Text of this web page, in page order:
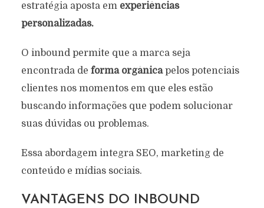
estratégia aposta em experiências
personalizadas.
O inbound permite que a marca seja
encontrada de forma orgânicapelos potenciais
clientes nos momentos em que eles estão
buscando informações que podem solucionar
suas dúvidas ou problemas.
Essa abordagem integra SEO, marketing de
conteúdo e mídias sociais.
VANTAGENS DO INBOUND